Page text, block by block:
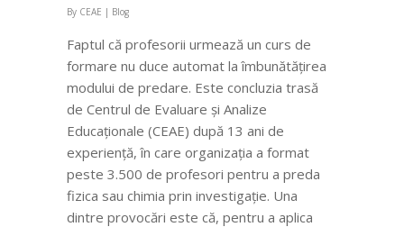
By CEAE | Blog
Faptul că profesorii urmează un curs de
formare nu duce automat la îmbunătățirea
modului de predare. Este concluzia trasă
de Centrul de Evaluare și Analize
Educaționale (CEAE) după 13 ani de
experiență, în care organizația a format
peste 3.500 de profesori pentru a preda
fizica sau chimia prin investigație. Una
dintre provocări este că, pentru a aplica